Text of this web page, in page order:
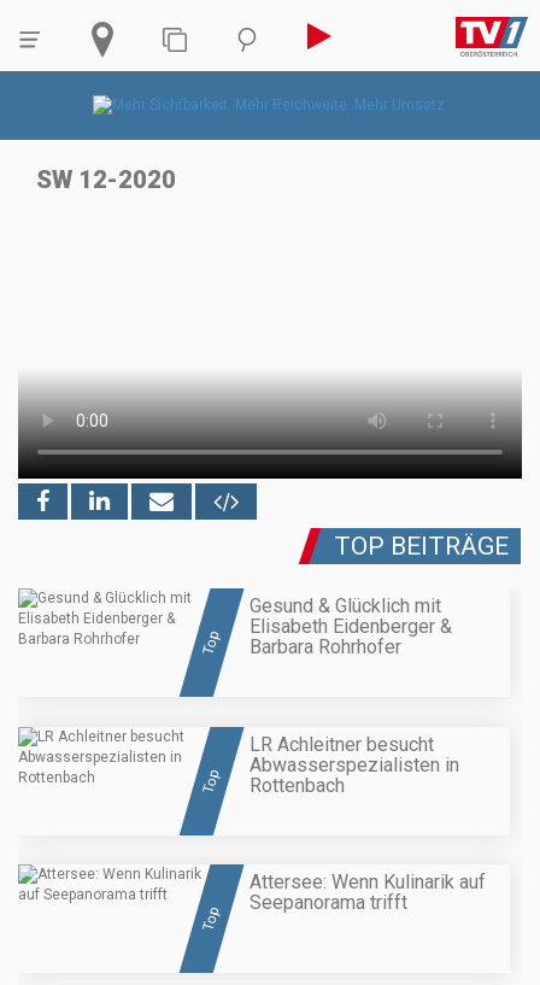
SW 12-2020
TOP BEITRÄGE
Top
Gesund & Glücklich mit
Elisabeth Eidenberger &
Barbara Rohrhofer
Top
LR Achleitner besucht
Abwasserspezialisten in
Rottenbach
Top
Attersee: Wenn Kulinarik auf
Seepanorama trifft